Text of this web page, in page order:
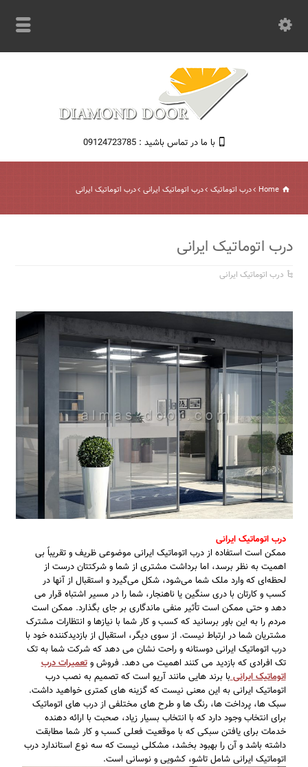
با ما در تماس باشید : 09124723785
Home درب اتوماتیک درب اتوماتیک ایرانی درب اتوماتیک ایرانی
درب اتوماتیک ایرانی
درب اتوماتیک ایرانی
درب اتوماتیک ایرانی
ممکن است استفاده از درب اتوماتیک ایرانی موضوعی ظریف و تقریباً بی‌
اهمیت به نظر برسد، اما برداشت مشتری از شما و شرکتتان درست از
لحظه‌ای که وارد ملک شما می‌شود، شکل می‌گیرد و استقبال از آنها در
کسب و کارتان با دری سنگین یا ناهنجار، شما را در مسیر اشتباه قرار می
دهد و حتی ممکن است تأثیر منفی ماندگاری بر جای بگذارد. ممکن است
مردم را به این باور برسانید که کسب و کار شما با نیازها و انتظارات مشترک
مشتریان شما در ارتباط نیست. از سوی دیگر، استقبال از بازدیدکننده خود با
درب اتوماتیک ایرانی دوستانه و راحت نشان می دهد که شرکت شما به تک
تک افرادی که بازدید می کنند اهمیت می دهد. فروش وتعمیرات درب
اتوماتیک ایرانی با برند هایی مانند آریو است که تصمیم به نصب درب
اتوماتیک ایرانی به این معنی نیست که گزینه های کمتری خواهید داشت.
سبک ها، پرداخت ها، رنگ ها و طرح های مختلفی از درب های اتوماتیک
برای انتخاب وجود دارد که با انتخاب بسیار زیاد، صحبت با ارائه دهنده
خدمات برای یافتن سبکی که با موقعیت فعلی کسب و کار شما مطابقت
داشته باشد و آن را بهبود بخشد، مشکلی نیست که سه نوع استاندارد درب
اتوماتیک ایرانی شامل تاشو، کشویی و نوسانی است.